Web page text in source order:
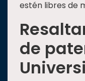
estén libres de
de